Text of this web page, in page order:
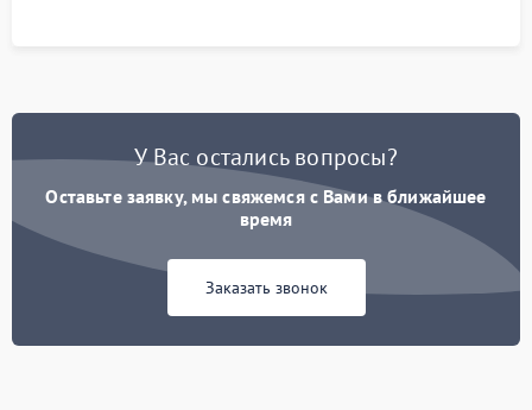
У Вас остались вопросы?
Оставьте заявку, мы свяжемся с Вами в ближайшее
время
Заказать звонок